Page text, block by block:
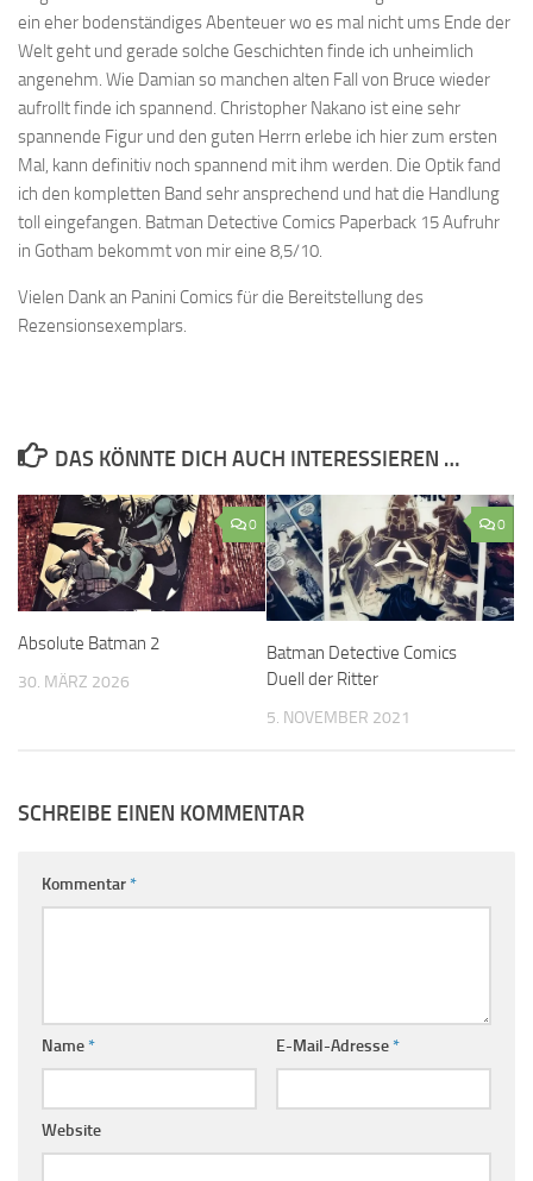
ein eher bodenständiges Abenteuer wo es mal nicht ums Ende der
Welt geht und gerade solche Geschichten finde ich unheimlich
angenehm. Wie Damian so manchen alten Fall von Bruce wieder
aufrollt finde ich spannend. Christopher Nakano ist eine sehr
spannende Figur und den guten Herrn erlebe ich hier zum ersten
Mal, kann definitiv noch spannend mit ihm werden. Die Optik fand
ich den kompletten Band sehr ansprechend und hat die Handlung
toll eingefangen. Batman Detective Comics Paperback 15 Aufruhr
in Gotham bekommt von mir eine 8,5/10.
Vielen Dank an Panini Comics für die Bereitstellung des
Rezensionsexemplars.
DAS KÖNNTE DICH AUCH INTERESSIEREN …
0
Absolute Batman 2
30. MÄRZ 2026
0
Batman Detective Comics
Duell der Ritter
5. NOVEMBER 2021
SCHREIBE EINEN KOMMENTAR
Kommentar*
Name* E-Mail-Adresse*
Website